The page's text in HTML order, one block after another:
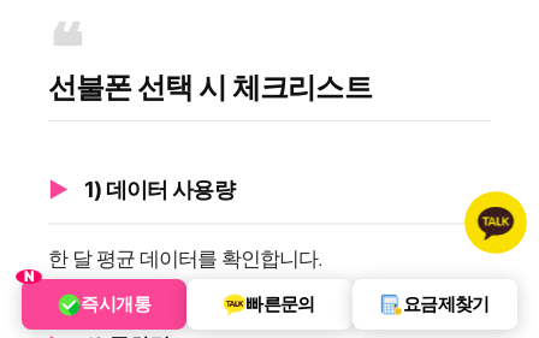
선불폰 선택 시 체크리스트
1) 데이터 사용량
한 달 평균 데이터를 확인합니다.
N
즉시개통 빠른문의 요금제찾기